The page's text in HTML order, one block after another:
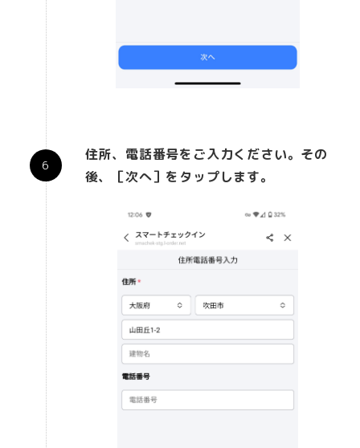
住所、電話番号をご入力ください。その
後、［次へ］をタップします。